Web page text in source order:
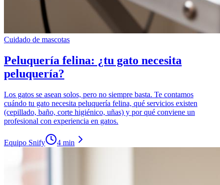
Cuidado de mascotas
Peluquería felina: ¿tu gato necesita
peluquería?
Los gatos se asean solos, pero no siempre basta. Te contamos
cuándo tu gato necesita peluquería felina, qué servicios existen
(cepillado, baño, corte higiénico, uñas) y por qué conviene un
profesional con experiencia en gatos.
Equipo Snify 4 min